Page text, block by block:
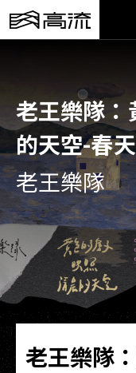
老王樂隊：
的天空-春
老王樂隊
老王樂隊